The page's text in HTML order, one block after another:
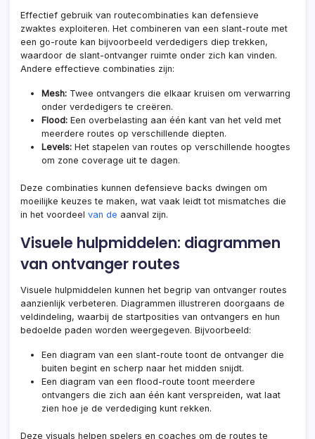
Effectief gebruik van routecombinaties kan defensieve
zwaktes exploiteren. Het combineren van een slant-route met
een go-route kan bijvoorbeeld verdedigers diep trekken,
waardoor de slant-ontvanger ruimte onder zich kan vinden.
Andere effectieve combinaties zijn:
Mesh: Twee ontvangers die elkaar kruisen om verwarring
onder verdedigers te creëren.
Flood: Een overbelasting aan één kant van het veld met
meerdere routes op verschillende diepten.
Levels: Het stapelen van routes op verschillende hoogtes
om zone coverage uit te dagen.
Deze combinaties kunnen defensieve backs dwingen om
moeilijke keuzes te maken, wat vaak leidt tot mismatches die
in het voordeel van de aanval zijn.
Visuele hulpmiddelen: diagrammen
van ontvanger routes
Visuele hulpmiddelen kunnen het begrip van ontvanger routes
aanzienlijk verbeteren. Diagrammen illustreren doorgaans de
veldindeling, waarbij de startposities van ontvangers en hun
bedoelde paden worden weergegeven. Bijvoorbeeld:
Een diagram van een slant-route toont de ontvanger die
buiten begint en scherp naar het midden snijdt.
Een diagram van een flood-route toont meerdere
ontvangers die zich aan één kant verspreiden, wat laat
zien hoe je de verdediging kunt rekken.
Deze visuals helpen spelers en coaches om de routes te